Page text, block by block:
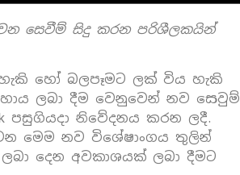
සෙවීම් සිදු කරන පරිශීලකයින්
හෝ බලපෑමට ලක් විය හැකි
ලබා දීම වෙනුවෙන් නව සෙවුම්
පසුගියදා නිවේදනය කරන ලදී.
මෙම නව විශේෂාංගය තුලින්
දෙන අවකාශයක් ලබා දීමට